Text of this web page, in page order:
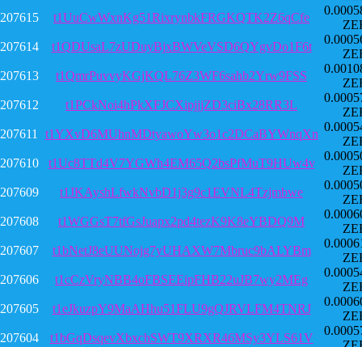
207615
t1UuCwWxnKg51RixrynbkFRGKQTK2Z6qCfe
207614
t1QDUsaL7zUDuyBjxBWVeVSD6QYgvDo1F6t
207613
t1QmrPuvvyKGjKQL76Z3WF6sahb2Yrw9FSS
207612
t1PCkNoi4hPkXFJCXipjjjZD3ciBx28RR3L
207611
t1YXvD6MUhnMDtyawoYw3o1c2DCaBYWnqXn
207610
t1Uc8TTd4V7YGWh4EM65Q2bsPfMuT9HUw4v
207609
t1JKAyshLfwkNvbD1j3g9c1EVNL4Tzjmbwe
207608
t1WGGsT7tfGsJuapx2pd4tezK9K8eYBDQ9M
207607
t1bNetJ8eUUNojg7yUHAXW7Mbruc9bALYBm
207606
t1cCzVryNBB4oFBSEEipFHB22uJB7wy2MEg
207605
t1eJkuzpY9MaAHhu51FLU9gQJRVLFM4TNRJ
207604
t1bGqDsqevXbxchSWT9XRXR46MSy3YLS61V